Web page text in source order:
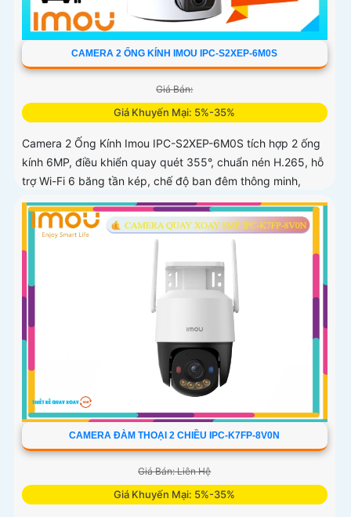
CAMERA 2 ỐNG KÍNH IMOU IPC-S2XEP-6M0S
Giá Bán:
Giá Khuyến Mại: 5%-35%
Camera 2 Ống Kính Imou IPC-S2XEP-6M0S tích hợp 2 ống
kính 6MP, điều khiển quay quét 355°, chuẩn nén H.265, hỗ
trợ Wi-Fi 6 băng tần kép, chế độ ban đêm thông minh,
phát hiện người, thú cưng, âm thanh bất thường và cảnh
báo bằng còi và đèn tùy chỉnh, lưu trữ đến 512GB
CAMERA ĐÀM THOẠI 2 CHIỀU IPC-K7FP-8V0N
Giá Bán: Liên Hệ
Giá Khuyến Mại: 5%-35%